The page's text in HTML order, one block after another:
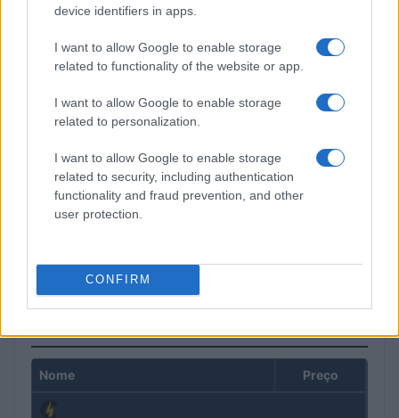
device identifiers in apps.
I want to allow Google to enable storage
related to functionality of the website or app.
I want to allow Google to enable storage
related to personalization.
I want to allow Google to enable storage
related to security, including authentication
functionality and fraud prevention, and other
user protection.
CONFIRM
Brasil registra aumento expressivo no uso de ativos digitais
COTAÇÕES CRYPTO
Nome Preço